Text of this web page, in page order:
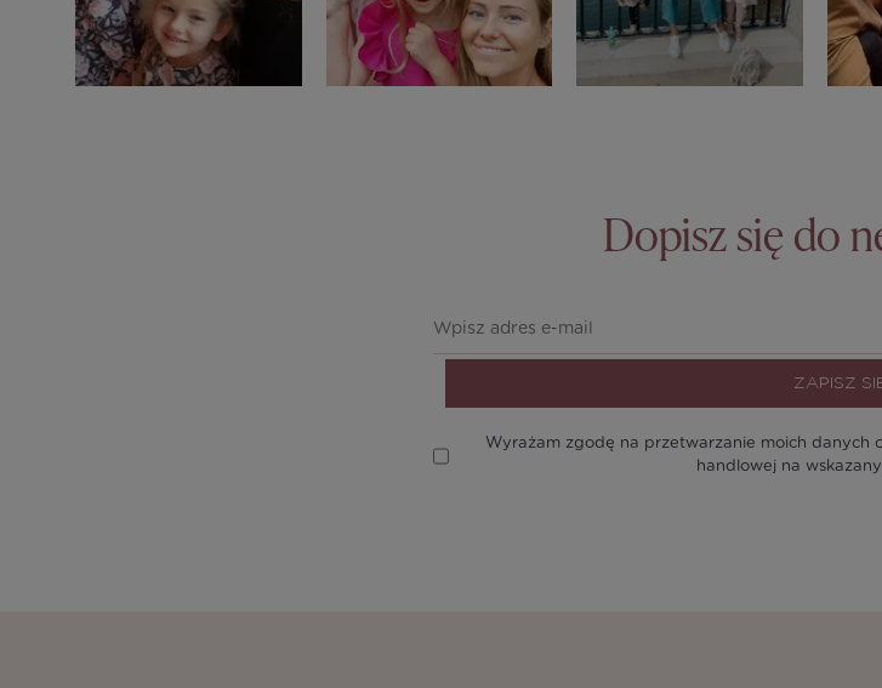
Dopisz się do
ZAPISZ
Wyrażam zgodę na przetwarzanie moich danych
handlowej na